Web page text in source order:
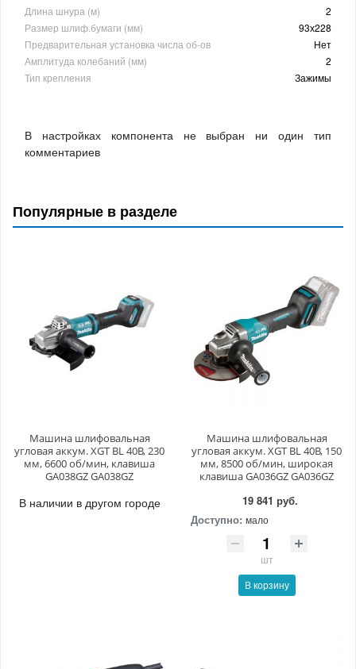
Длина шнура (м)
2
Размер шлиф.бумаги (мм)
93х228
Предварительная установка числа об-ов
Нет
Амплитуда колебаний (мм)
2
Тип крепления
Зажимы
В настройках компонента не выбран ни один тип
комментариев
Популярные в разделе
Машина шлифовальная
угловая аккум. XGT BL 40В, 230
мм, 6600 об/мин, клавиша
GA038GZ GA038GZ
В наличии в другом городе
Машина шлифовальная
угловая аккум. XGT BL 40В, 150
мм, 8500 об/мин, широкая
клавиша GA036GZ GA036GZ
19 841 руб.
Доступно: мало
шт
В корзину